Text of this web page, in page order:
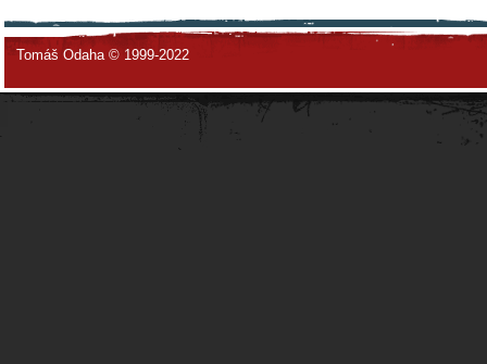
Tomáš Odaha © 1999-2022